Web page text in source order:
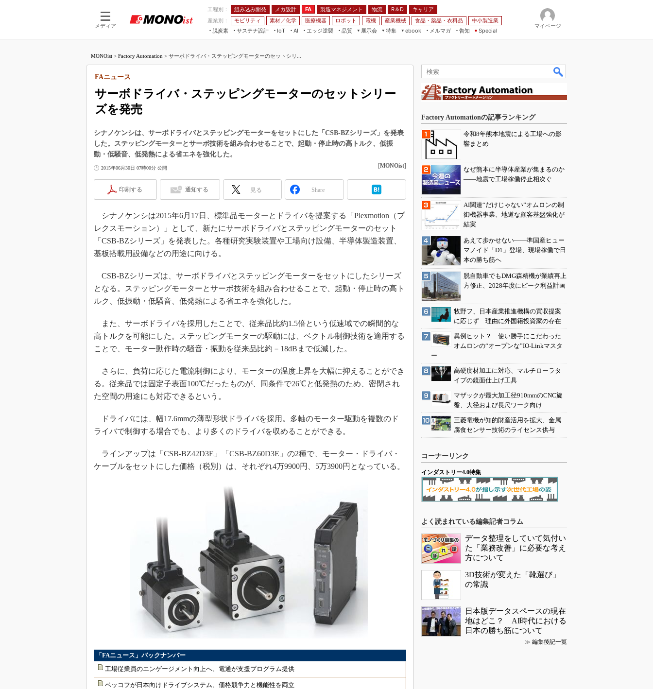
メディア
工程別： 組み込み開発 メカ設計 FA 製造マネジメント 物流 R＆D
キャリア
産業別：
モビリティ 素材／化学 医療機器 ロボット 電機 産業機械 食品・薬品・衣料品
中小製造業
脱炭素
サステナ設計
IoT
つながる工場
AI
AI×設備保全
エッジ逆襲 品質
展示会
JIMTOF
IIFES
TECHNO-FRONTIER
EdgeTech+
日本ものづくりワールド
AUTOMOTIVE WORLD
産業オープンネット展
特集
つながるクルマ
フィールドサービス
組み込み画像技術
組み込みモデリング
ISO26262
3Dプリンタ
デジタルツインとCAE
イノベーション
植物工場
知財マネジメント
グローバル設計・開発
制御セキュリティ
ebook
メルマガ
告知 Special
マイページ
MONOist > Factory Automation > サーボドライバ・ステッピングモーターのセットシリ...
サーボドライバ・ステッピングモーターのセットシリー
ズを発売
FAニュース
シナノケンシは、サーボドライバとステッピングモーターをセットにした「CSB-BZシリーズ」を発表
した。ステッピングモーターとサーボ技術を組み合わせることで、起動・停止時の高トルク、低振
動・低騒音、低発熱による省エネを強化した。
2015年06月30日 07時00分 公開 [MONOist]
印刷する 通知する 見る Share
シナノケンシは2015年6月17日、標準品モーターとドライバを提案する「Plexmotion（プ
レクスモーション）」として、新たにサーボドライバとステッピングモーターのセット
「CSB-BZシリーズ」を発表した。各種研究実験装置や工場向け設備、半導体製造装置、
基板搭載用設備などの用途に向ける。
CSB-BZシリーズは、サーボドライバとステッピングモーターをセットにしたシリーズ
となる。ステッピングモーターとサーボ技術を組み合わせることで、起動・停止時の高ト
ルク、低振動・低騒音、低発熱による省エネを強化した。
また、サーボドライバを採用したことで、従来品比約1.5倍という低速域での瞬間的な
高トルクを可能にした。ステッピングモーターの駆動には、ベクトル制御技術を適用する
ことで、モーター動作時の騒音・振動を従来品比約－18dBまで低減した。
さらに、負荷に応じた電流制御により、モーターの温度上昇を大幅に抑えることができ
る。従来品では固定子表面100℃だったものが、同条件で26℃と低発熱のため、密閉され
た空間の用途にも対応できるという。
ドライバには、幅17.6mmの薄型形状ドライバを採用。多軸のモーター駆動を複数のド
ライバで制御する場合でも、より多くのドライバを収めることができる。
ラインアップは「CSB-BZ42D3E」「CSB-BZ60D3E」の2種で、モーター・ドライバ・
ケーブルをセットにした価格（税別）は、それぞれ4万9900円、5万3900円となっている。
「FAニュース」バックナンバー
工場従業員のエンゲージメント向上へ、電通が支援プログラム提供
ベッコフが日本向けドライブシステム、価格競争力と機能性を両立
Factory Automationの記事ランキング
令和8年熊本地震による工場への影
響まとめ
なぜ熊本に半導体産業が集まるのか
――地震で工場稼働停止相次ぐ
AI関連“だけじゃない”オムロンの制
御機器事業、地道な顧客基盤強化が
結実
あえて歩かせない――準国産ヒュー
マノイド「D1」登場、現場稼働で日
本の勝ち筋へ
脱自動車でもDMG森精機が業績再上
方修正、2028年度にピーク利益計画
牧野フ、日本産業推進機構の買収提案
に応じず 理由に外国籍投資家の存在
異例ヒット？ 使い勝手にこだわった
オムロンの“オープンな”IO-Linkマスタ
ー
高硬度材加工に対応、マルチローラタ
イプの鏡面仕上げ工具
マザックが最大加工径910mmのCNC旋
盤、大径および長尺ワーク向け
三菱電機が知的財産活用を拡大、金属
腐食センサー技術のライセンス供与
コーナーリンク
インダストリー4.0特集
よく読まれている編集記者コラム
データ整理をしていて気付い
た「業務改善」に必要な考え
方について
3D技術が変えた「靴選び」
の常識
日本版データスペースの現在
地はどこ？ AI時代における
日本の勝ち筋について
≫ 編集後記一覧